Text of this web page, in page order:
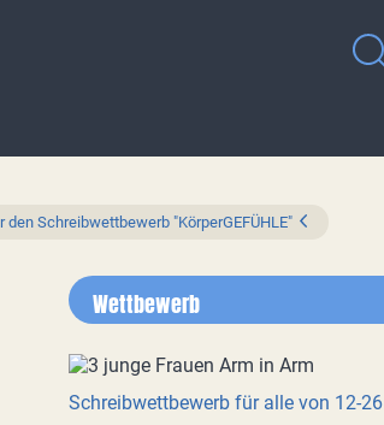
den Schreibwettbewerb "KörperGEFÜHLE"
Wettbewerb
Schreibwettbewerb für alle von 12-26